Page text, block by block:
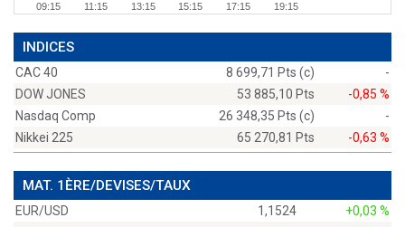
09:15 11:15 13:15 15:15 17:15 19:15
INDICES
CAC 40 8 699,71 Pts (c)
-
DOW JONES
53 885,10 Pts
-0,85 %
Nasdaq Comp
26 348,35 Pts (c)
-
Nikkei 225
65 270,81 Pts -0,63 %
MAT. 1ÈRE/DEVISES/TAUX
EUR/USD 1,1524
+0,03 %